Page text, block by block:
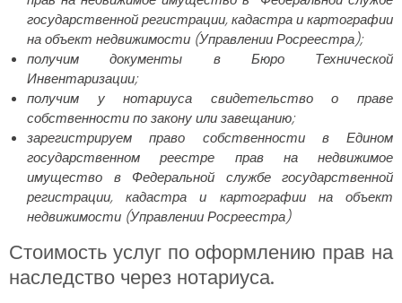
государственной регистрации, кадастра и картографии
на объект недвижимости (Управлении Росреестра);
получим документы в Бюро Технической
Инвентаризации;
получим у нотариуса свидетельство о праве
собственности по закону или завещанию;
зарегистрируем право собственности в Едином
государственном реестре прав на недвижимое
имущество в Федеральной службе государственной
регистрации, кадастра и картографии на объект
недвижимости (Управлении Росреестра)
Стоимость услуг по оформлению прав на
наследство через нотариуса.